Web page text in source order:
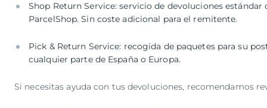
Shop Return Service: servicio de devoluciones
ParcelShop. Sin coste adicional para el remitente.
Pick & Return Service: recogida de paquetes para su
cualquier parte de España o Europa.
Si necesitas ayuda con tus devoluciones, recomendamos